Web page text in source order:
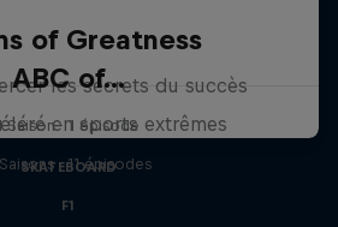
of Greatness
les secrets du succès
Saison · 1 épisode
SKATEBOARD
ABC of...
en sports extrêmes
· 11 épisodes
F1